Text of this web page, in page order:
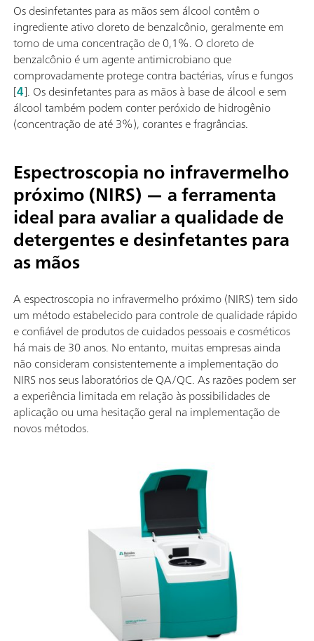
Os desinfetantes para as mãos sem álcool contêm o
ingrediente ativo cloreto de benzalcônio, geralmente em
torno de uma concentração de 0,1%. O cloreto de
benzalcônio é um agente antimicrobiano que
comprovadamente protege contra bactérias, vírus e fungos
[4]. Os desinfetantes para as mãos à base de álcool e sem
álcool também podem conter peróxido de hidrogênio
(concentração de até 3%), corantes e fragrâncias.
Espectroscopia no infravermelho
próximo (NIRS) — a ferramenta
ideal para avaliar a qualidade de
detergentes e desinfetantes para
as mãos
A espectroscopia no infravermelho próximo (NIRS) tem sido
um método estabelecido para controle de qualidade rápido
e confiável de produtos de cuidados pessoais e cosméticos
há mais de 30 anos. No entanto, muitas empresas ainda
não consideram consistentemente a implementação do
NIRS nos seus laboratórios de QA/QC. As razões podem ser
a experiência limitada em relação às possibilidades de
aplicação ou uma hesitação geral na implementação de
novos métodos.